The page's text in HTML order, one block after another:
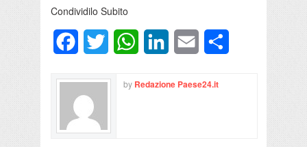
Condividilo Subito
FacebookTwitter WhatsAppLinkedInEmail
by Redazione Paese24.it